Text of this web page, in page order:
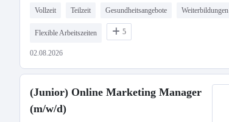
Vollzeit Teilzeit Gesundheitsangebote Weiterbildungen
Flexible Arbeitszeiten 5
02.08.2026
(Junior) Online Marketing Manager
(m/w/d)